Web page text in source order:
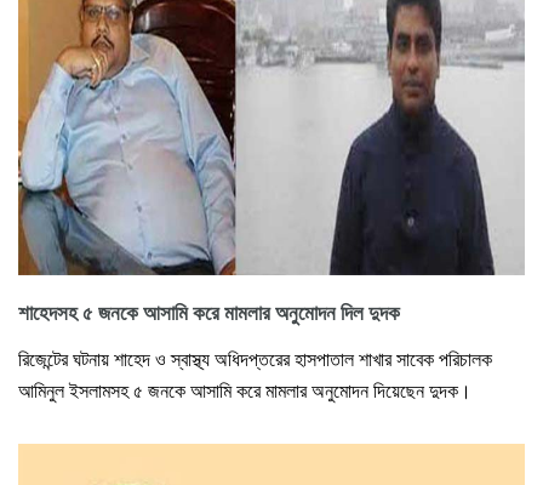
শাহেদসহ ৫ জনকে আসামি করে মামলার অনুমোদন দিল দুদক
রিজেন্টের ঘটনায় শাহেদ ও স্বাস্থ্য অধিদপ্তরের হাসপাতাল শাখার সাবেক পরিচালক
আমিনুল ইসলামসহ ৫ জনকে আসামি করে মামলার অনুমোদন দিয়েছেন দুদক।